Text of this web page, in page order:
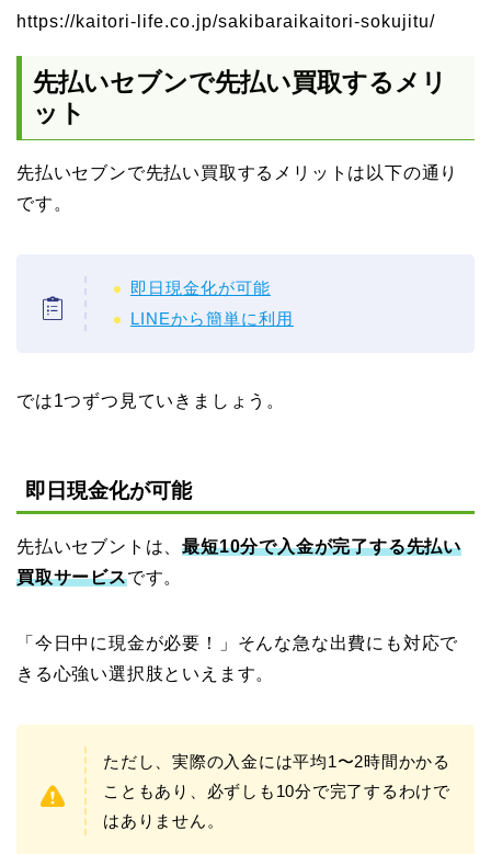
https://kaitori-life.co.jp/sakibaraikaitori-sokujitu/
先払いセブンで先払い買取するメリ
ット
先払いセブンで先払い買取するメリットは以下の通り
です。
即日現金化が可能
LINEから簡単に利用
では1つずつ見ていきましょう。
即日現金化が可能
先払いセブントは、最短10分で入金が完了する先払い
買取サービスです。
「今日中に現金が必要！」そんな急な出費にも対応で
きる心強い選択肢といえます。
ただし、実際の入金には平均1〜2時間かかる
こともあり、必ずしも10分で完了するわけで
はありません。